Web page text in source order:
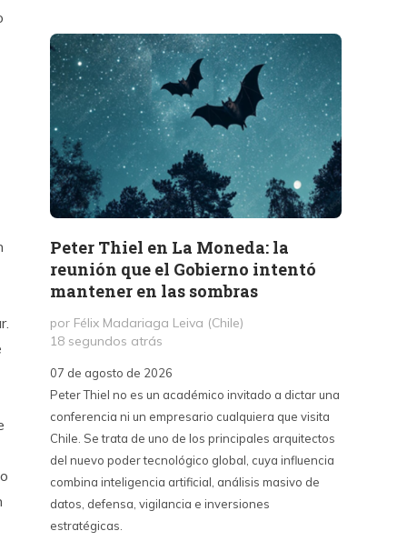
Peter Thiel en La Moneda: la
reunión que el Gobierno intentó
mantener en las sombras
por Félix Madariaga Leiva (Chile)
18 segundos atrás
07 de agosto de 2026
Peter Thiel no es un académico invitado a dictar una
conferencia ni un empresario cualquiera que visita
Chile. Se trata de uno de los principales arquitectos
del nuevo poder tecnológico global, cuya influencia
combina inteligencia artificial, análisis masivo de
datos, defensa, vigilancia e inversiones
estratégicas.